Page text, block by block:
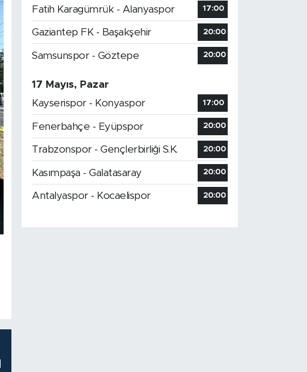
Fatih Karagümrük - Alanyaspor
17:00
Gaziantep FK - Başakşehir 20:00
Samsunspor - Göztepe 20:00
17 Mayıs, Pazar
Kayserispor - Konyaspor
17:00
Fenerbahçe - Eyüpspor 20:00
Trabzonspor - Gençlerbirliği S.K. 20:00
Kasımpaşa - Galatasaray 20:00
Antalyaspor - Kocaelispor 20:00